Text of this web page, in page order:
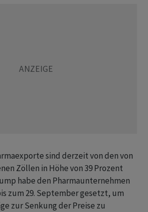
sind derzeit von den von
Zöllen in Höhe von 39 Prozent
habe den Pharmaunternehmen
zum 29. September gesetzt, um
zur Senkung der Preise zu